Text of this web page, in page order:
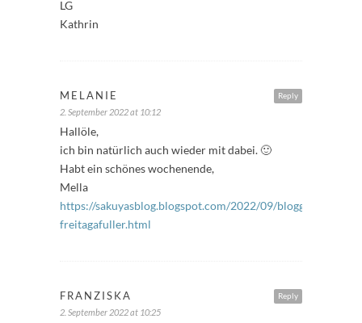
LG
Kathrin
Reply
MELANIE
2. September 2022 at 10:12
Hallöle,
ich bin natürlich auch wieder mit dabei. 🙂
Habt ein schönes wochenende,
Mella
https://sakuyasblog.blogspot.com/2022/09/bloggeraktion-
freitagafuller.html
Reply
FRANZISKA
2. September 2022 at 10:25